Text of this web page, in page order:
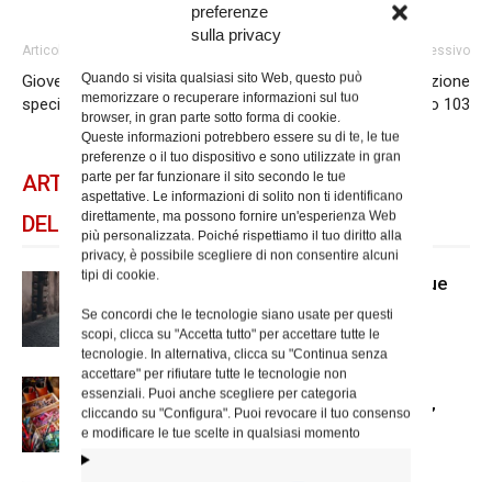
preferenze
sulla privacy
Quando si visita qualsiasi sito Web, questo può
memorizzare o recuperare informazioni sul tuo
browser, in gran parte sotto forma di cookie.
Queste informazioni potrebbero essere su di te, le tue
preferenze o il tuo dispositivo e sono utilizzate in gran
parte per far funzionare il sito secondo le tue
aspettative. Le informazioni di solito non ti identificano
direttamente, ma possono fornire un'esperienza Web
più personalizzata. Poiché rispettiamo il tuo diritto alla
privacy, è possibile scegliere di non consentire alcuni
tipi di cookie.
Se concordi che le tecnologie siano usate per questi
scopi, clicca su "Accetta tutto" per accettare tutte le
tecnologie. In alternativa, clicca su "Continua senza
accettare" per rifiutare tutte le tecnologie non
essenziali. Puoi anche scegliere per categoria
cliccando su "Configura". Puoi revocare il tuo consenso
e modificare le tue scelte in qualsiasi momento
Articolo precedente
Giovedì Santo raccolta
speciale per gli ucraini
Articolo successivo
Quinta meditazione
quaresimale: Salmo 103
ARTICOLI CORRELATI
DELLO STESSO AUTORE
Caritas, “Quartieri solidali” prosegue
ad agosto
Fino al 30 luglio le iscrizioni per la
borsa di studio Caritas “Arte è vita”